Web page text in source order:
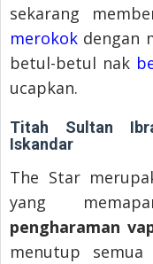
sekarang
merokok dengan
betul-betul nak
ucapkan.
Titah Sultan
Iskandar
The Star
yang
pengharaman
menutup